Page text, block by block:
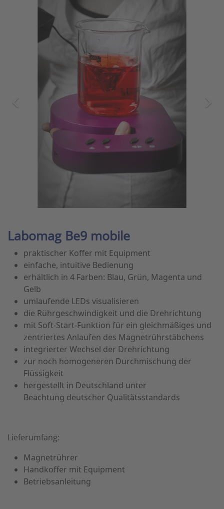
Labomag Be9 mobile
praktischer Koffer mit Equipment
einfache, intuitive Bedienung
erhältlich in 4 Farben: Blau, Grün, Magenta und
Gelb
umlaufende LEDs visualisieren
die Rührgeschwindigkeit und die Drehrichtung
mit Soft-Start-Funktion für ein gleichmäßiges und
zentriertes Anlaufen des Magnetrührstäbchens
integrierter Wechsel der Drehrichtung
zur noch homogeneren Durchmischung der
Flüssigkeit
hergestellt in Deutschland unter
Beachtung deutscher Qualitätsstandards
Lieferumfang:
Magnetrührer
Handkoffer mit Equipment
Betriebsanleitung